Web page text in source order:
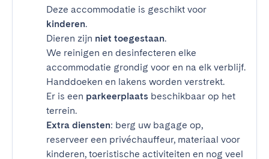
Deze accommodatie is geschikt voor
kinderen.
Dieren zijn niet toegestaan.
We reinigen en desinfecteren elke
accommodatie grondig voor en na elk verblijf.
Handdoeken en lakens worden verstrekt.
Er is een parkeerplaats beschikbaar op het
terrein.
Extra diensten: berg uw bagage op,
reserveer een privéchauffeur, materiaal voor
kinderen, toeristische activiteiten en nog veel